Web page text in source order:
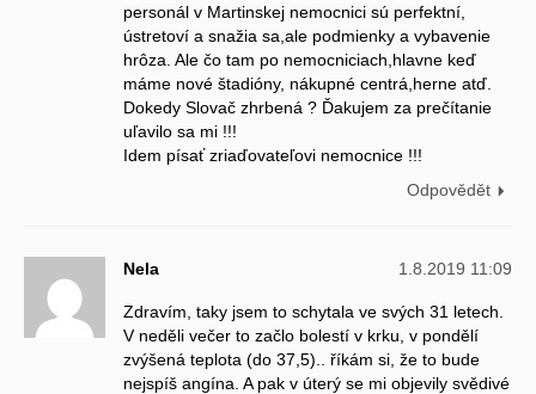
personál v Martinskej nemocnici sú perfektní,
ústretoví a snažia sa,ale podmienky a vybavenie
hrôza. Ale čo tam po nemocniciach,hlavne keď
máme nové štadióny, nákupné centrá,herne atď.
Dokedy Slovač zhrbená ? Ďakujem za prečítanie
uľavilo sa mi !!!
Idem písať zriaďovateľovi nemocnice !!!
Odpovědět
Nela 1.8.2019 11:09
Zdravím, taky jsem to schytala ve svých 31 letech.
V neděli večer to začlo bolestí v krku, v pondělí
zvýšená teplota (do 37,5).. říkám si, že to bude
nejspíš angína. A pak v úterý se mi objevily svědivé